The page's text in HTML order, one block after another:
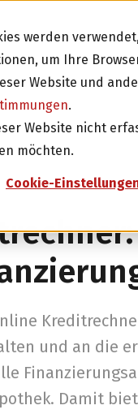
werden
um Ihre
Website und
.
Website nicht
möchten.
Cookie-
in Schweizer
Renditen mit
und an die
Damit